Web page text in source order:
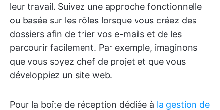
leur travail. Suivez une approche fonctionnelle
ou basée sur les rôles lorsque vous créez des
dossiers afin de trier vos e-mails et de les
parcourir facilement. Par exemple, imaginons
que vous soyez chef de projet et que vous
développiez un site web.
Pour la boîte de réception dédiée à la gestion de